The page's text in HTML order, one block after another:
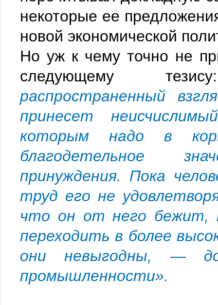
некоторые ее
новой экономической
Но уж к чему точно не
следующему
распространенный
принесет
которым надо в
благодетельное
принуждения. Пока
труд его не
что он от него бежит,
переходить в более
они невыгодны, —
промышленности».